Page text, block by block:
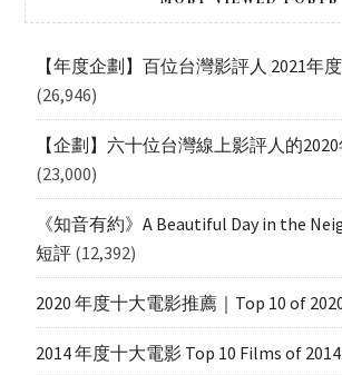
【年度企劃】百位台灣影評人 2021年
(26,946)
【企劃】六十位台灣線上影評人的
(23,000)
《知音有約》A Beautiful Day in the
短評 (12,392)
2020 年度十大電影推薦｜Top 10 of
2014 年度十大電影 Top 10 Films of 2014